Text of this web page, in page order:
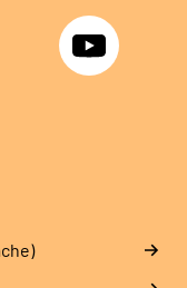
YouTube